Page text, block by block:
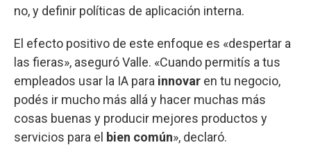
no, y definir políticas de aplicación interna.
El efecto positivo de este enfoque es «despertar a
las fieras», aseguró Valle. «Cuando permitís a tus
empleados usar la IA para innovar en tu negocio,
podés ir mucho más allá y hacer muchas más
cosas buenas y producir mejores productos y
servicios para el bien común», declaró.